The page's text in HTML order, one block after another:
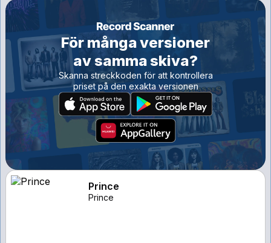
För många versioner
av samma skiva?
Skanna streckkoden för att kontrollera
priset på den exakta versionen
Prince
Prince